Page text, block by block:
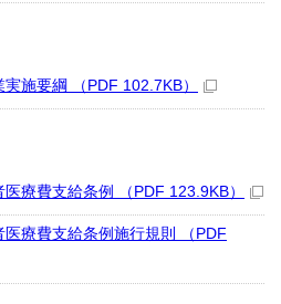
施要綱 （PDF 102.7KB）
療費支給条例 （PDF 123.9KB）
療費支給条例施行規則 （PDF